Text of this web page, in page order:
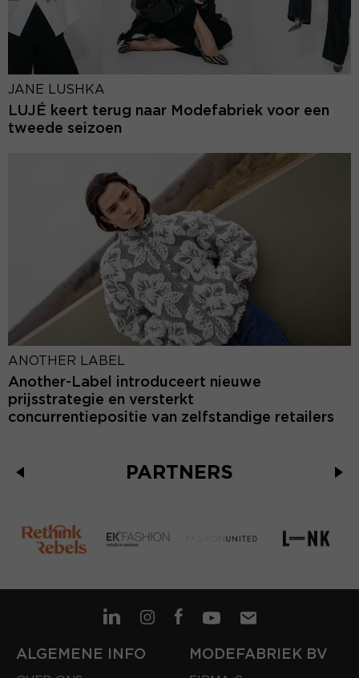
JANE LUSHKA
LUJÉ keert terug naar Modefabriek voor een
tweede seizoen
ANOTHER LABEL
Another-Label introduceert nieuwe
prijsstrategie en versterkt
concurrentiepositie van zelfstandige retailers
PARTNERS
ALGEMENE INFO MODEFABRIEK BV